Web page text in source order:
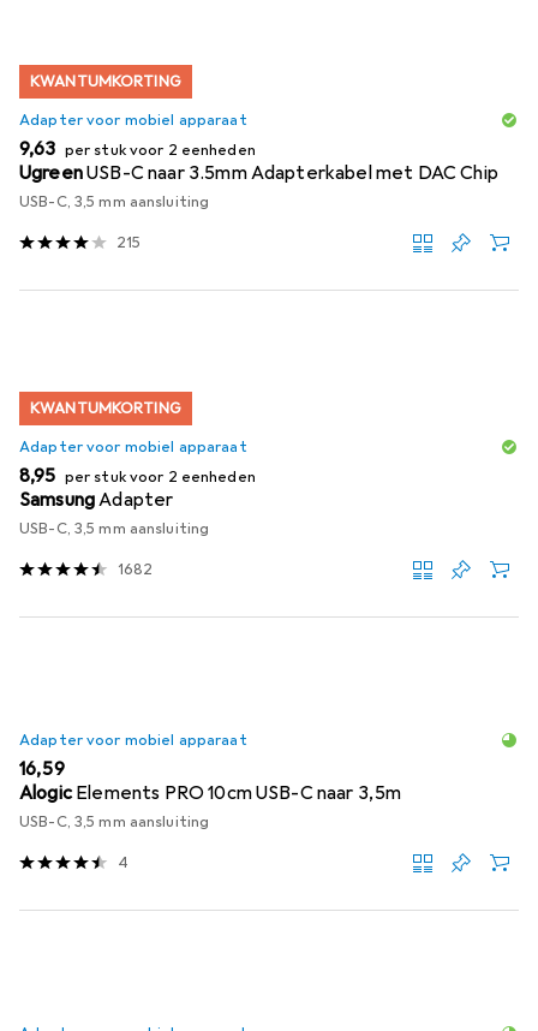
KWANTUMKORTING
Adapter voor mobiel apparaat
EUR
9,63 per stuk voor 2 eenheden
UgreenUSB-C naar 3.5mm Adapterkabel met DAC Chip
USB-C, 3,5 mm aansluiting
215
KWANTUMKORTING
Adapter voor mobiel apparaat
EUR
8,95 per stuk voor 2 eenheden
SamsungAdapter
USB-C, 3,5 mm aansluiting
1682
Adapter voor mobiel apparaat
EUR
16,59
Alogic Elements PRO 10cm USB-C naar 3,5m
USB-C, 3,5 mm aansluiting
4